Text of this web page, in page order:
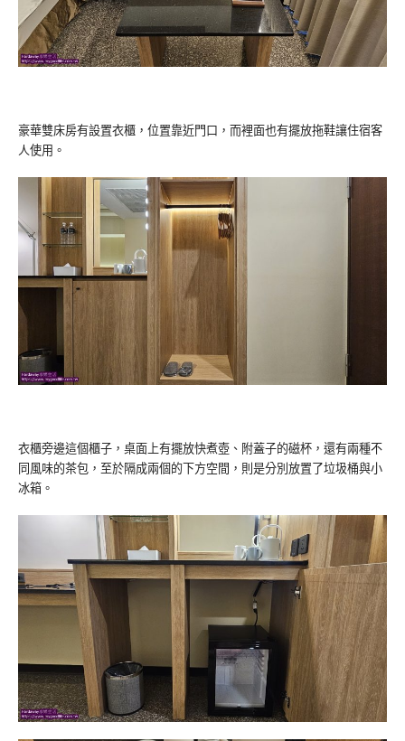
豪華雙床房有設置衣櫃，位置靠近門口，而裡面也有擺放拖鞋讓住宿客
人使用。
衣櫃旁邊這個櫃子，桌面上有擺放快煮壺、附蓋子的磁杯，還有兩種不
同風味的茶包，至於隔成兩個的下方空間，則是分別放置了垃圾桶與小
冰箱。